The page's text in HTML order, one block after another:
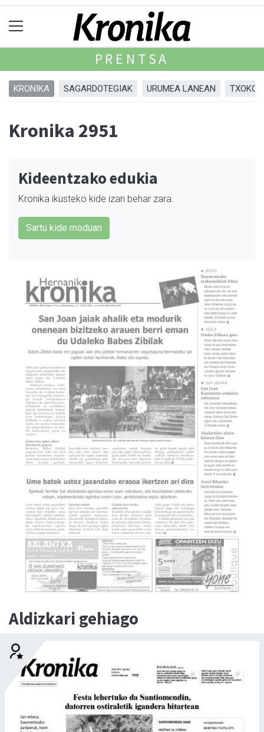
PRENTSA
KRONIKA SAGARDOTEGIAK URUMEA LANEAN
Kronika 2951
Kideentzako edukia
Kronika ikusteko kide izan behar zara.
Sartu kide moduan
Aldizkari gehiago